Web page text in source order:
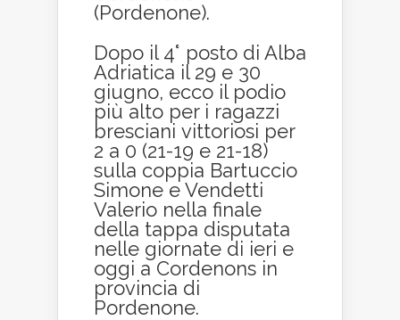
(Pordenone).
Dopo il 4° posto di Alba
Adriatica il 29 e 30
giugno, ecco il podio
più alto per i ragazzi
bresciani vittoriosi per
2 a 0 (21-19 e 21-18)
sulla coppia Bartuccio
Simone e Vendetti
Valerio nella finale
della tappa disputata
nelle giornate di ieri e
oggi a Cordenons in
provincia di
Pordenone.